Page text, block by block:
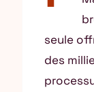
seule
des